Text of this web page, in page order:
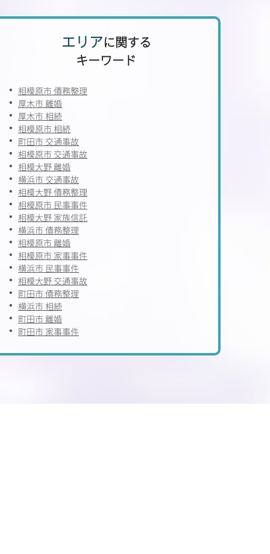
エリアに関する
キーワード
相模原市 債務整理
厚木市 離婚
厚木市 相続
相模原市 相続
町田市 交通事故
相模原市 交通事故
相模大野 離婚
横浜市 交通事故
相模大野 債務整理
相模原市 民事事件
相模大野 家族信託
横浜市 債務整理
相模原市 離婚
相模原市 家事事件
横浜市 民事事件
相模大野 交通事故
町田市 債務整理
横浜市 相続
町田市 離婚
町田市 家事事件